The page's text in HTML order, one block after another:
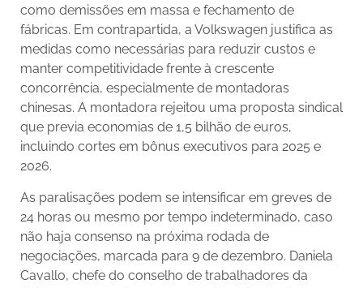
como demissões em massa e fechamento de
fábricas. Em contrapartida, a Volkswagen justifica as
medidas como necessárias para reduzir custos e
manter competitividade frente à crescente
concorrência, especialmente de montadoras
chinesas. A montadora rejeitou uma proposta sindical
que previa economias de 1,5 bilhão de euros,
incluindo cortes em bônus executivos para 2025 e
2026.
As paralisações podem se intensificar em greves de
24 horas ou mesmo por tempo indeterminado, caso
não haja consenso na próxima rodada de
negociações, marcada para 9 de dezembro. Daniela
Cavallo, chefe do conselho de trabalhadores da